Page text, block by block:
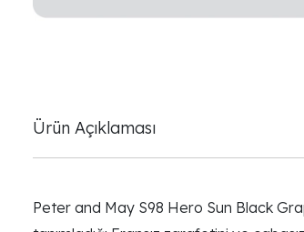
Ürün Açıklaması
Peter and May S98 Hero Sun Black